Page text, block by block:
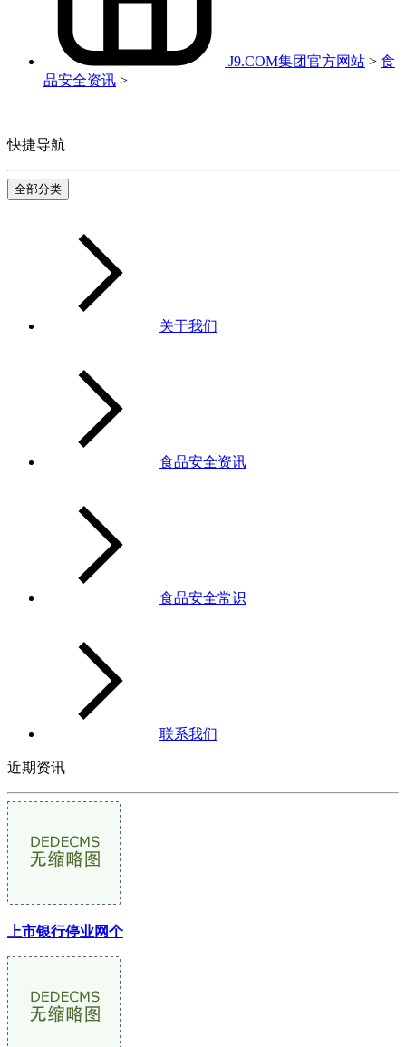
J9.COM集团官方网站 > 食
品安全资讯 >
快捷导航
全部分类
关于我们
食品安全资讯
食品安全常识
联系我们
近期资讯
上市银行停业网个